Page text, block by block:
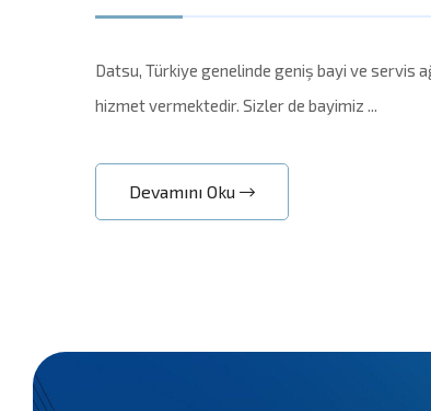
Datsu, Türkiye genelinde geniş bayi ve servis
hizmet vermektedir. Sizler de bayimiz ...
Devamını Oku